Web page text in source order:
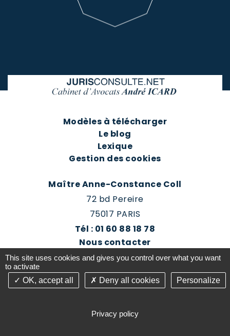
Modèles à télécharger
Le blog
Lexique
Gestion des cookies
Maître Anne-Constance Coll
72 bd Pereire
75017 PARIS
Tél : 01 60 88 18 78
Nous contacter
Prendre rendez-vous
This site uses cookies and gives you control over what you want
to activate
OK, accept all
Deny all cookies Personalize
Privacy policy